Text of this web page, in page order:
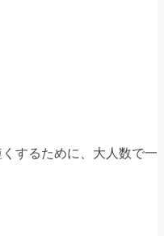
するために、大人数で一